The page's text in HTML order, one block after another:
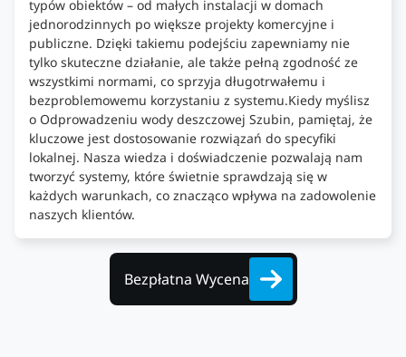
typów obiektów – od małych instalacji w domach
jednorodzinnych po większe projekty komercyjne i
publiczne. Dzięki takiemu podejściu zapewniamy nie
tylko skuteczne działanie, ale także pełną zgodność ze
wszystkimi normami, co sprzyja długotrwałemu i
bezproblemowemu korzystaniu z systemu.Kiedy myślisz
o Odprowadzeniu wody deszczowej Szubin, pamiętaj, że
kluczowe jest dostosowanie rozwiązań do specyfiki
lokalnej. Nasza wiedza i doświadczenie pozwalają nam
tworzyć systemy, które świetnie sprawdzają się w
każdych warunkach, co znacząco wpływa na zadowolenie
naszych klientów.
Bezpłatna Wycena